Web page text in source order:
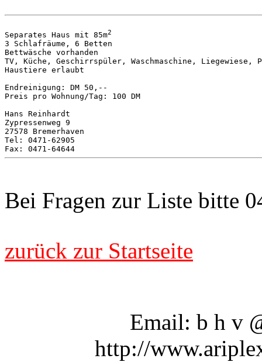
Separates Haus mit 85m2
3 Schlafräume, 6 Betten
Bettwäsche vorhanden
TV, Küche, Geschirrspüler, Waschmaschine, Liegewiese,
Haustiere erlaubt
Endreinigung: DM 50,--
Preis pro Wohnung/Tag: 100 DM
Hans Reinhardt
Zypressenweg 9
27578 Bremerhaven
Tel: 0471-62905
Bei Fragen zur Liste bitte
zurück zur Startseite
Email: b h v
http://